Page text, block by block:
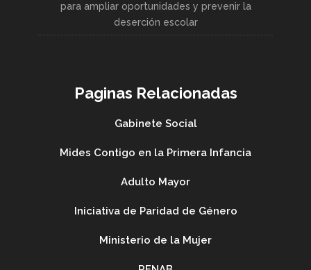
para ampliar oportunidades y prevenir la
deserción escolar
Paginas Relacionadas
Gabinete Social
Mides Contigo en la Primera Infancia
Adulto Mayor
Iniciativa de Paridad de Género
Ministerio de la Mujer